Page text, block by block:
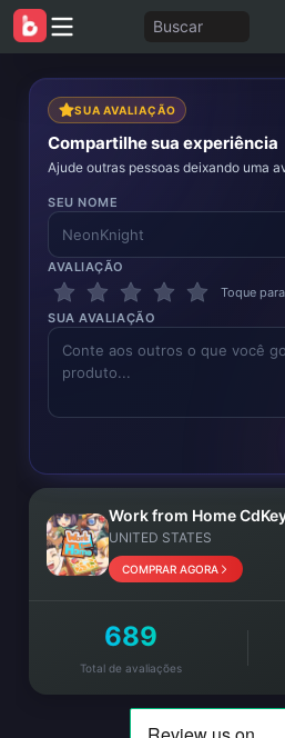
Buscar
SUA AVALIAÇÃO
Compartilhe sua experiência
Ajude outras pessoas deixando uma
SEU NOME
AVALIAÇÃO
Toque
SUA AVALIAÇÃO
Work from Home
UNITED STATES
COMPRAR AGORA
689
Total de avaliações